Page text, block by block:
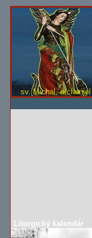
sv. Michal, archanjel
Liturgický kalendár